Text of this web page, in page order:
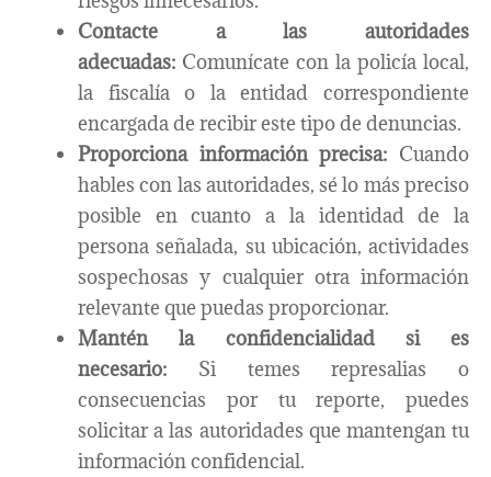
Contacte a las autoridades
adecuadas: Comunícate con la policía local,
la fiscalía o la entidad correspondiente
encargada de recibir este tipo de denuncias.
Proporciona información precisa: Cuando
hables con las autoridades, sé lo más preciso
posible en cuanto a la identidad de la
persona señalada, su ubicación, actividades
sospechosas y cualquier otra información
relevante que puedas proporcionar.
Mantén la confidencialidad si es
necesario: Si temes represalias o
consecuencias por tu reporte, puedes
solicitar a las autoridades que mantengan tu
información confidencial.